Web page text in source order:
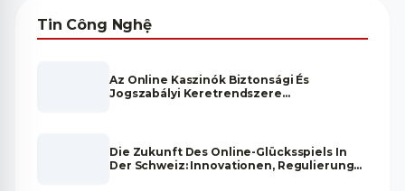
Liên hệ Zalo để được tư vấn chi tiết về tình trạng hàng,
chính sách bảo hành và các ưu đãi đặc biệt đang có tại cửa
Tin Công Nghệ
Az Online Kaszinók Biztonsági És
Jogszabályi Keretrendszere
Die Zukunft Des Online-Glücksspiels In
Der Schweiz: Innovationen, Regulierung